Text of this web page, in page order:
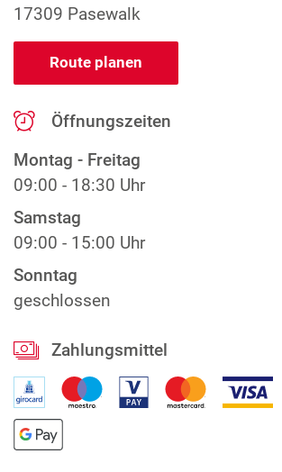
17309 Pasewalk
Route planen
Öffnungszeiten
Montag - Freitag
09:00 - 18:30 Uhr
Samstag
09:00 - 15:00 Uhr
Sonntag
geschlossen
Zahlungsmittel